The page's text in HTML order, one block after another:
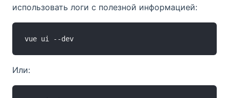
использовать логи с полезной информацией:
Или: